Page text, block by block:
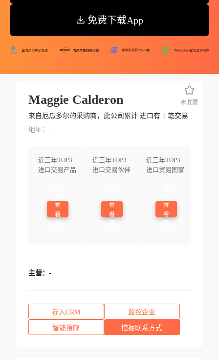
免费下载App
Maggie Calderon
来自厄瓜多尔的采购商，此公司累计 进口有 1 笔交易
地址：-
近三年TOP3
进口交易产品
查
看
近三年TOP3
进口交易伙伴
查
看
近三年TOP3
进口贸易国家
查
看
未收藏
主营： -
存入CRM 监控企业
智能搜邮 挖掘联系方式